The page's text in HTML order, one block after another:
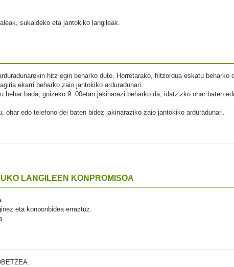
sukaldeko eta jantokiko langileak.
hitz egin beharko dute. Horretarako, hitzordua eskatu beharko
ekarri beharko zaio jantokiko arduradunari.
behar bada, goizeko 9: 00etan jakinarazi beharko da, idatzizko ohar baten
ohar edo telefono-dei baten bidez jakinaraziko zaio jantokiko arduradunari.
LANGILEEN KONPROMISOA
eta konponbidea erraztuz.